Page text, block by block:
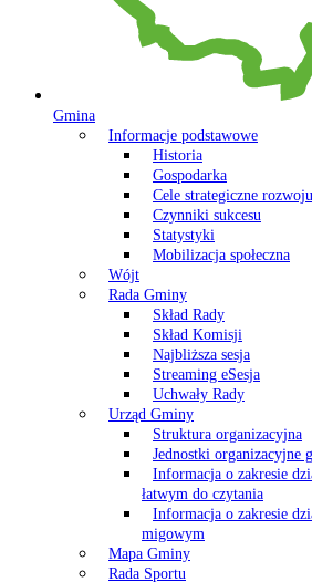
Gmina
Informacje podstawowe
Historia
Gospodarka
Cele strategiczne rozwoju
Czynniki sukcesu
Statystyki
Mobilizacja społeczna
Wójt
Rada Gminy
Skład Rady
Skład Komisji
Najbliższa sesja
Streaming eSesja
Uchwały Rady
Urząd Gminy
Struktura organizacyjna
Jednostki organizacyjne
Informacja o zakresie
łatwym do czytania
Informacja o zakresie
migowym
Mapa Gminy
Rada Sportu